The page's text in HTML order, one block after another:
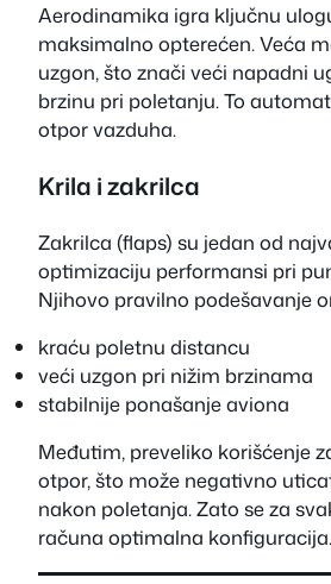
Aerodinamika igra ključnu
maksimalno opterećen. Veća
uzgon, što znači veći napadni
brzinu pri poletanju. To
otpor vazduha.
Krila i zakrilca
Zakrilca (flaps) su jedan od
optimizaciju performansi pri
Njihovo pravilno podešavanje
kraću poletnu distancu
veći uzgon pri nižim brzinama
stabilnije ponašanje aviona
Međutim, preveliko korišćenje
otpor, što može negativno
nakon poletanja. Zato se za
računa optimalna konfiguracija.